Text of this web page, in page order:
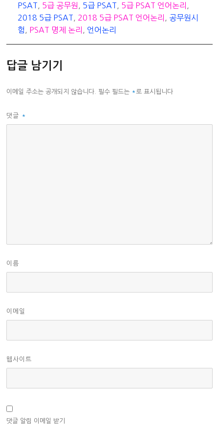
테
고
리
그
PSAT
5급 공무원 5급 PSAT 5급 PSAT 언어논리
2018 5급 PSAT
2018 5급 PSAT 언어논리
공무원시
험
PSAT 명제 논리 언어논리
답글 남기기
이메일 주소는 공개되지 않습니다. 필수 필드는 * 로 표시됩니다
댓글 *
이름
이메일
웹사이트
댓글 알림 이메일 받기